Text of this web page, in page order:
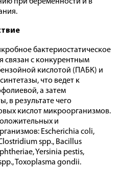
при беременности и в
бактериостатическое
связан с конкурентным
кислотой (ПАБК) и
что ведет к
а затем
в результате чего
кислот микроорганизмов.
и
Escherichia coli,
spp., Bacillus
Yersinia pestis,
Toxoplasma gondii.